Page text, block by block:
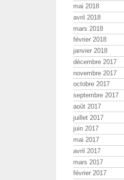
mai 2018
avril 2018
mars 2018
février 2018
janvier 2018
décembre 2017
novembre 2017
octobre 2017
septembre 2017
août 2017
juillet 2017
juin 2017
mai 2017
avril 2017
mars 2017
février 2017